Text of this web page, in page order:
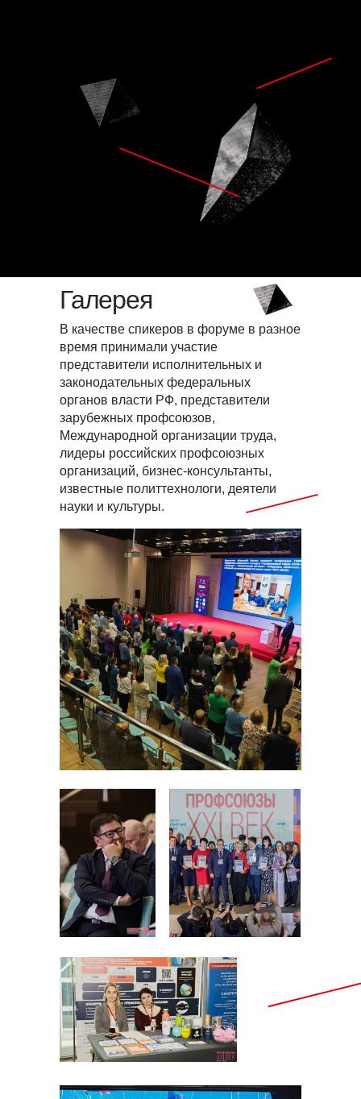
Галерея
В качестве спикеров в форуме в разное
время принимали участие
представители исполнительных и
законодательных федеральных
органов власти РФ, представители
зарубежных профсоюзов,
Международной организации труда,
лидеры российских профсоюзных
организаций, бизнес-консультанты,
известные политтехнологи, деятели
науки и культуры.